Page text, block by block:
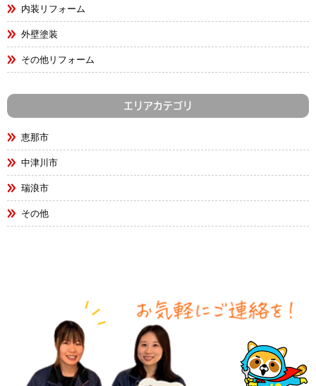
内装リフォーム
外壁塗装
その他リフォーム
エリアカテゴリ
恵那市
中津川市
瑞浪市
その他